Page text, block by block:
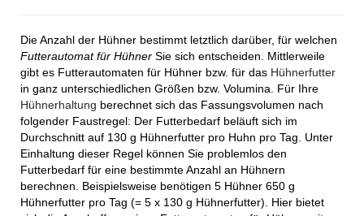
Die Anzahl der Hühner bestimmt letztlich darüber, für welchen
Futterautomat für Hühner Sie sich entscheiden. Mittlerweile
gibt es Futterautomaten für Hühner bzw. für das Hühnerfutter
in ganz unterschiedlichen Größen bzw. Volumina. Für Ihre
Hühnerhaltung berechnet sich das Fassungsvolumen nach
folgender Faustregel: Der Futterbedarf beläuft sich im
Durchschnitt auf 130 g Hühnerfutter pro Huhn pro Tag. Unter
Einhaltung dieser Regel können Sie problemlos den
Futterbedarf für eine bestimmte Anzahl an Hühnern
berechnen. Beispielsweise benötigen 5 Hühner 650 g
Hühnerfutter pro Tag (= 5 x 130 g Hühnerfutter). Hier bietet